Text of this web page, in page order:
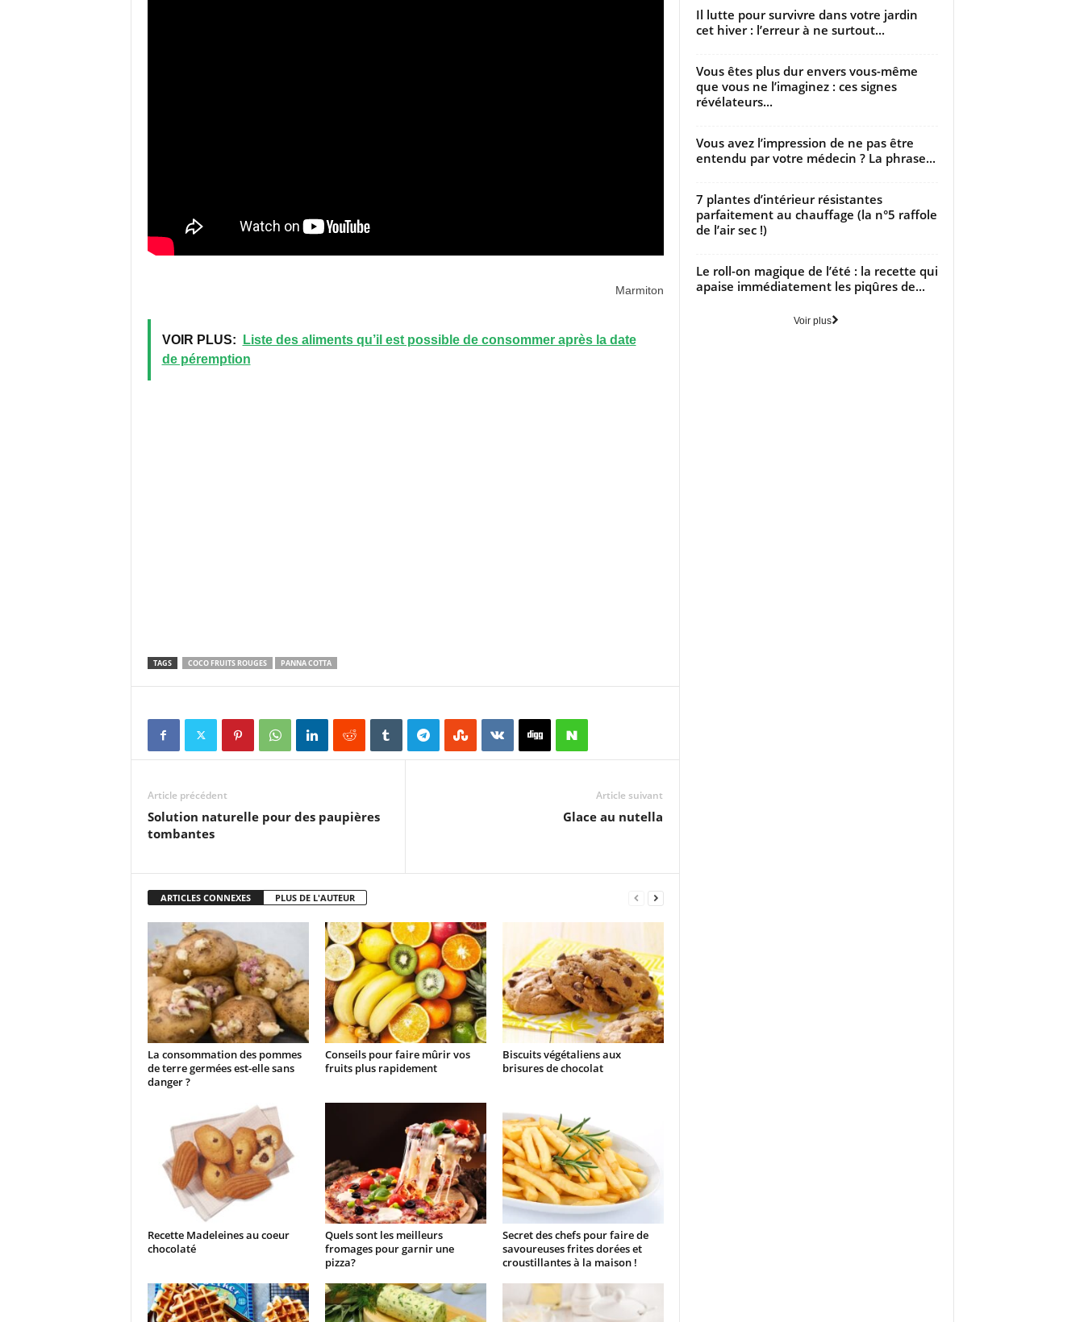
Marmiton
VOIR PLUS:
Liste des aliments qu’il est possible de consommer après la date
de péremption
TAGS COCO FRUITS ROUGES PANNA COTTA
Article précédent
Solution naturelle pour des paupières
tombantes
Article suivant
Glace au nutella
ARTICLES CONNEXES PLUS DE L'AUTEUR
La consommation des pommes
de terre germées est-elle sans
danger ?
Conseils pour faire mûrir vos
fruits plus rapidement
Biscuits végétaliens aux
brisures de chocolat
Recette Madeleines au coeur
chocolaté
Quels sont les meilleurs
fromages pour garnir une
pizza?
Secret des chefs pour faire de
savoureuses frites dorées et
croustillantes à la maison !
Il lutte pour survivre dans votre jardin
cet hiver : l’erreur à ne surtout...
Vous êtes plus dur envers vous-même
que vous ne l’imaginez : ces signes
révélateurs...
Vous avez l’impression de ne pas être
entendu par votre médecin ? La phrase...
7 plantes d’intérieur résistantes
parfaitement au chauffage (la n°5 raffole
de l’air sec !)
Le roll-on magique de l’été : la recette qui
apaise immédiatement les piqûres de...
Voir plus